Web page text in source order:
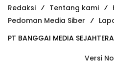
o
Redaksi Tentang kami
Pedoman Media Siber
PT BANGGAI MEDIA SEJAHTERA
Versi